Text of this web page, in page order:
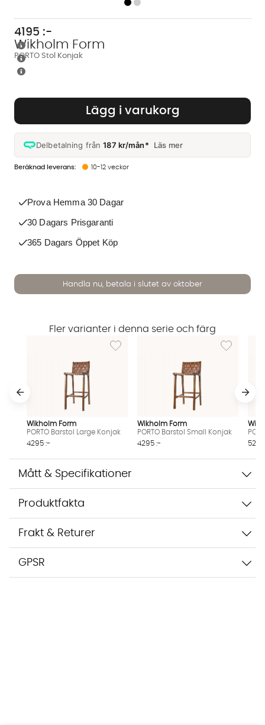
PORTO Stol Konjak
Wikholm Form
4195 :-
Lägg i varukorg
Delbetalning från187 kr/mån* Läs mer
10-12 veckor
Prova Hemma 30 Dagar
30 Dagars Prisgaranti
365 Dagars Öppet Köp
Handla nu, betala i slutet av oktober
Fler varianter i denna serie och färg
Lägg till i önskelista: PORTO Barstol Large
Wikholm Form
PORTO Barstol Large Konjak
4295 :-
Lägg till i
Wikholm Form
PORTO Barstol Small Konjak
4295 :-
Mått & Specifikationer
Produktfakta
Frakt & Returer
GPSR
sparas i upp till 24 timmar för att kunna hjälpa dig. Vi delar
inte dina uppgifter med tredje part. Läs mer i vår
integritetspolicy.
Jag godkänner att konversationen sparas